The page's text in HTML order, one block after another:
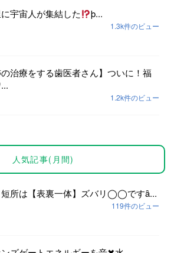
宇宙人が集結した þ...
1.3k件のビュー
の治療をする歯医者さん】ついに！福
1.2k件のビュー
人気記事(月間)
所は【表裏一体】ズバリ◯◯ですȃ...
119件のビュー